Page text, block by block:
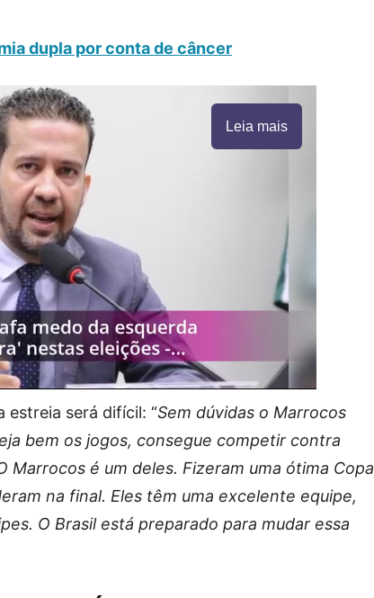
dupla por conta de câncer
Leia mais
estreia será difícil: “Sem dúvidas o Marrocos
bem os jogos, consegue competir contra
Marrocos é um deles. Fizeram uma ótima Copa
na final. Eles têm uma excelente equipe,
O Brasil está preparado para mudar essa